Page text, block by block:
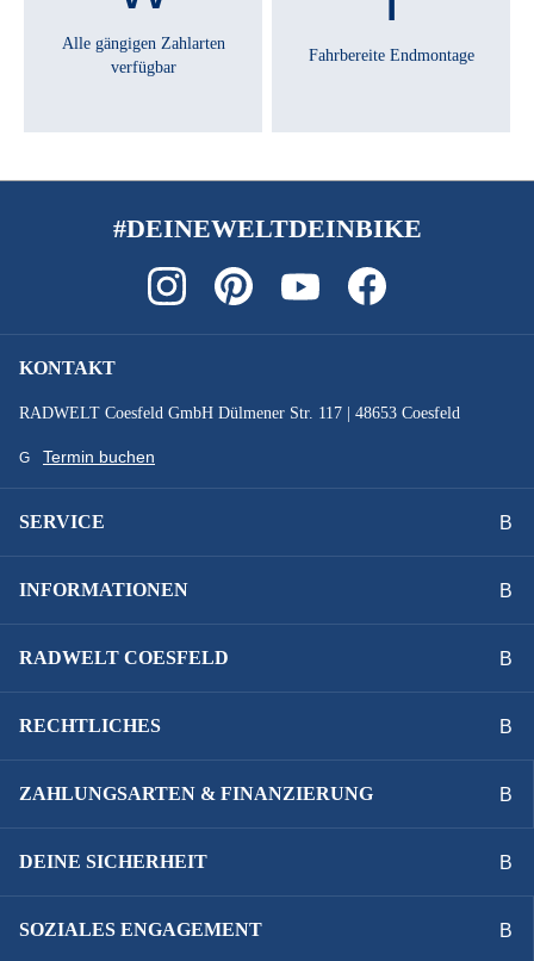
Alle gängigen Zahlarten
verfügbar
Fahrbereite Endmontage
#DEINEWELTDEINBIKE
KONTAKT
RADWELT Coesfeld GmbH Dülmener Str. 117 | 48653 Coesfeld
Termin buchen
SERVICE
INFORMATIONEN
RADWELT COESFELD
RECHTLICHES
ZAHLUNGSARTEN & FINANZIERUNG
DEINE SICHERHEIT
SOZIALES ENGAGEMENT